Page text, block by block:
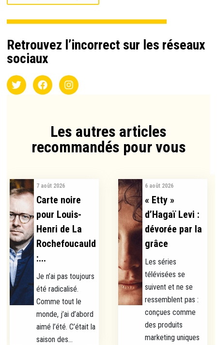
Retrouvez l’incorrect sur les réseaux
sociaux
Les autres articles
recommandés pour vous​
7 août 2026
Carte noire
pour Louis-
Henri de La
Rochefoucauld
:...
Je n’ai pas toujours
été radicalisé.
Comme tout le
monde, j’ai d’abord
aimé l’été. C’était la
saison des...
6 août 2026
« Etty »
d’Hagaï Levi :
dévorée par la
grâce
Les séries
télévisées se
suivent et ne se
ressemblent pas :
conçues comme
des produits
marketing uniques